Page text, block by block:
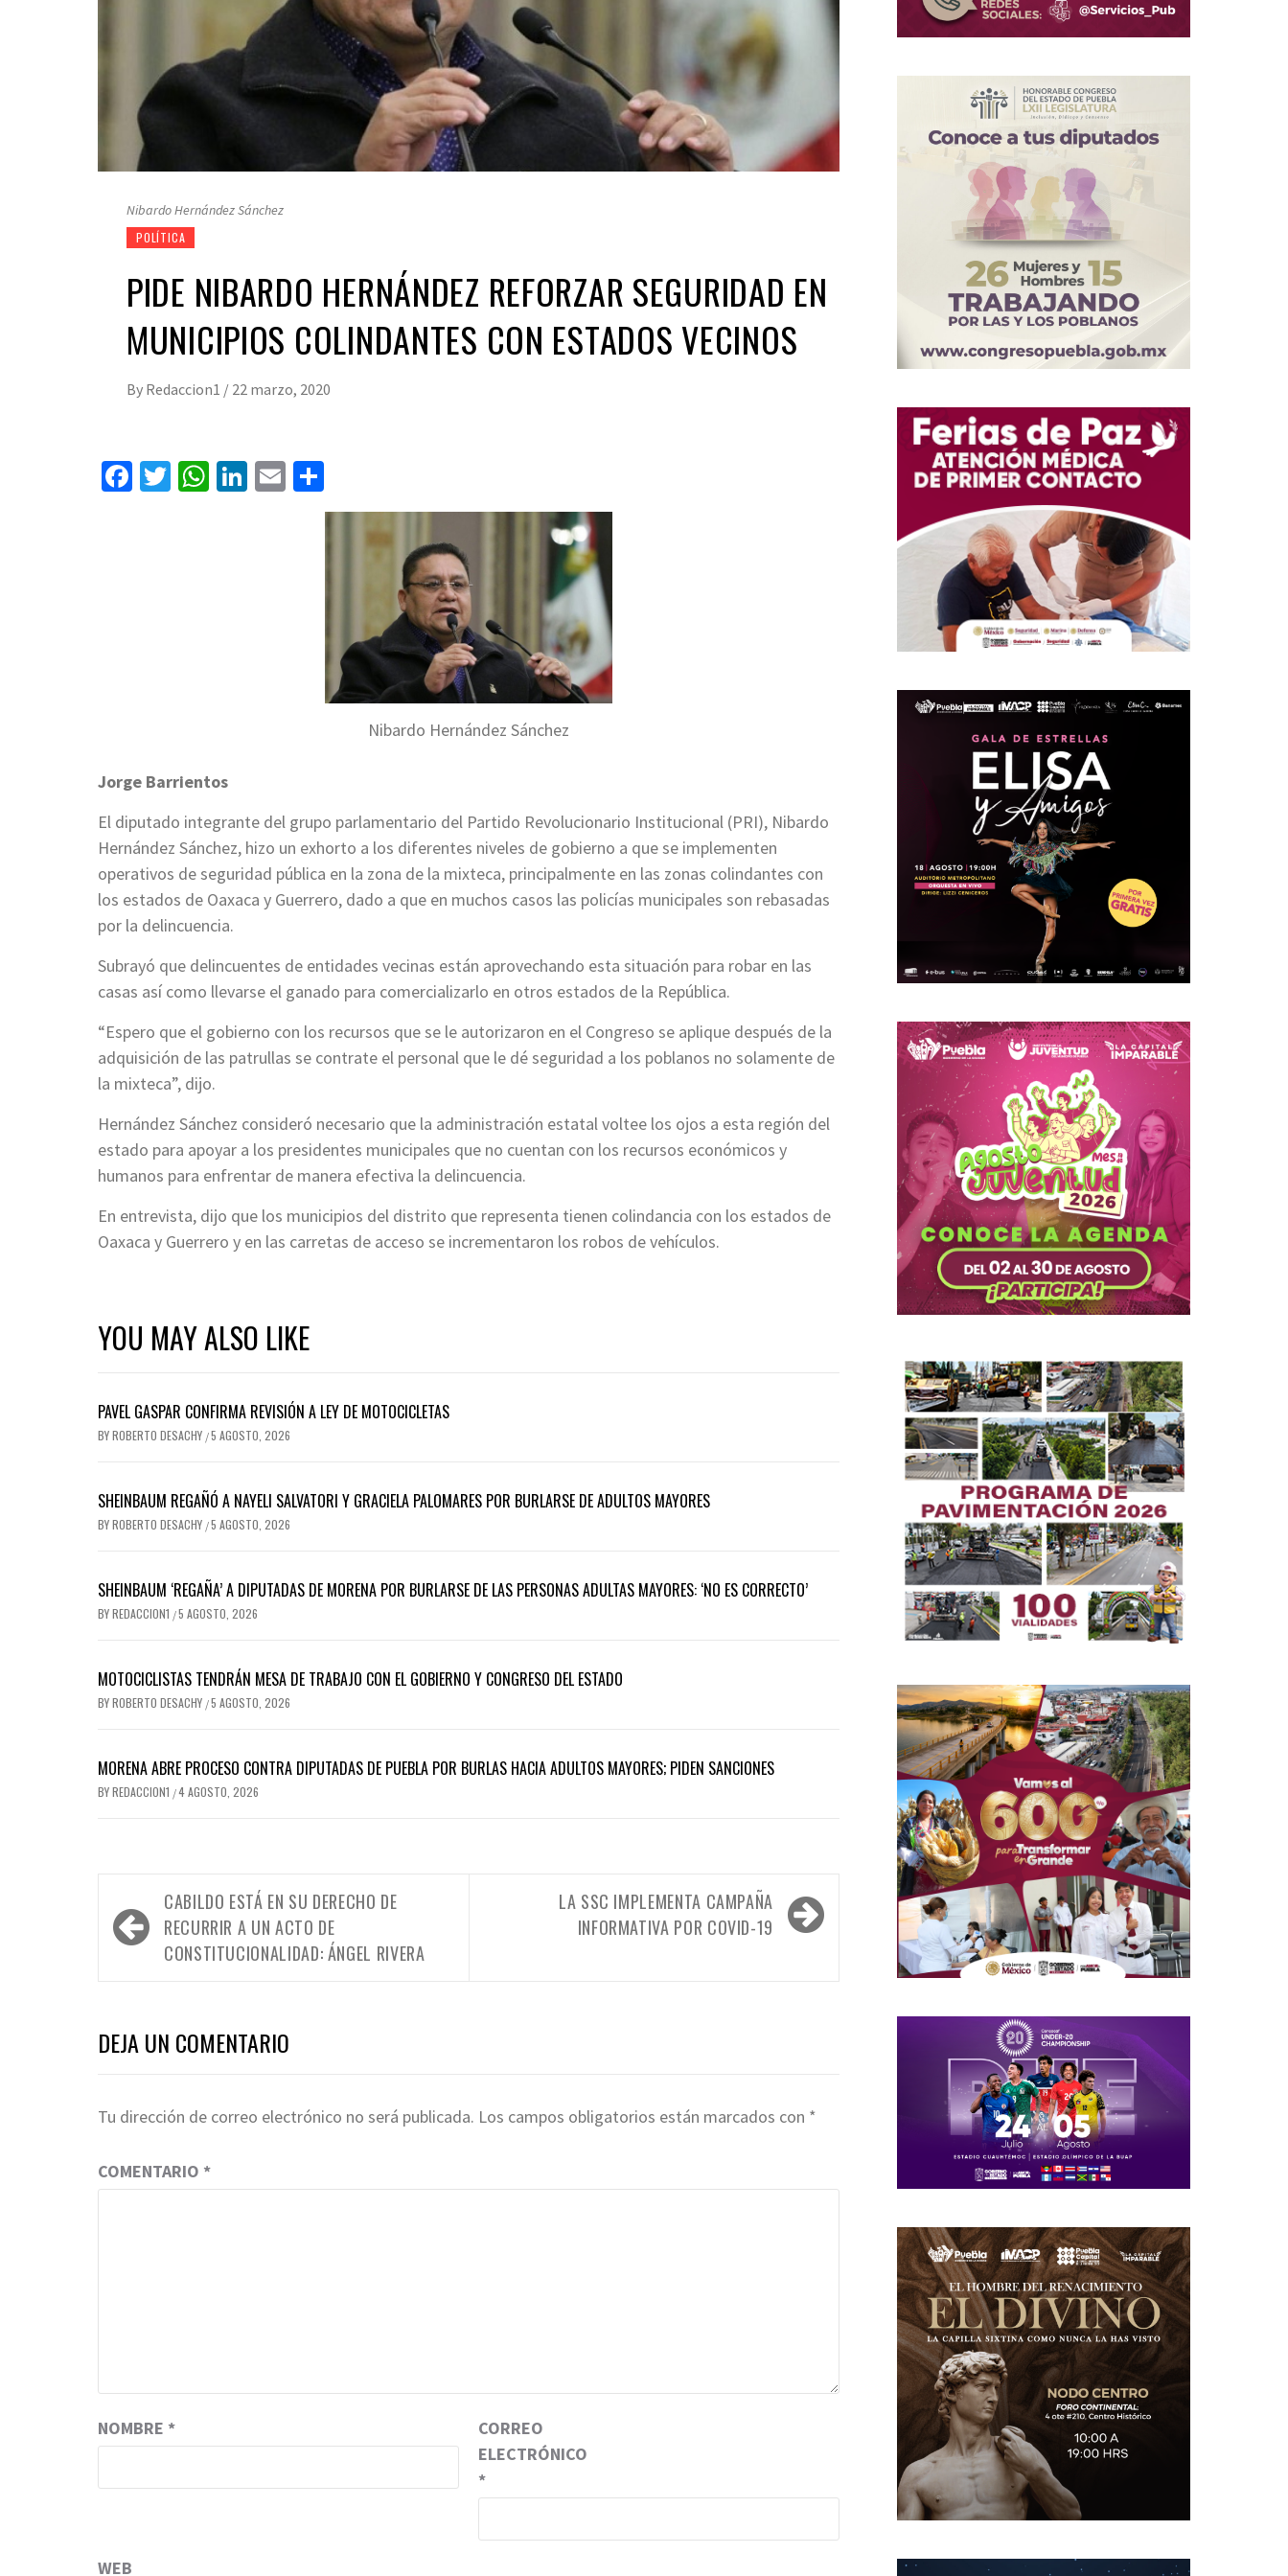
Nibardo Hernández Sánchez
POLÍTICA
PIDE NIBARDO HERNÁNDEZ REFORZAR SEGURIDAD EN
MUNICIPIOS COLINDANTES CON ESTADOS VECINOS
By Redaccion1 / 22 marzo, 2020
Facebook
Twitter
WhatsApp
LinkedIn
Email
Nibardo Hernández Sánchez
Jorge Barrientos
El diputado integrante del grupo parlamentario del Partido Revolucionario Institucional (PRI), Nibardo
Hernández Sánchez, hizo un exhorto a los diferentes niveles de gobierno a que se implementen
operativos de seguridad pública en la zona de la mixteca, principalmente en las zonas colindantes con
los estados de Oaxaca y Guerrero, dado a que en muchos casos las policías municipales son rebasadas
por la delincuencia.
Subrayó que delincuentes de entidades vecinas están aprovechando esta situación para robar en las
casas así como llevarse el ganado para comercializarlo en otros estados de la República.
“Espero que el gobierno con los recursos que se le autorizaron en el Congreso se aplique después de la
adquisición de las patrullas se contrate el personal que le dé seguridad a los poblanos no solamente de
la mixteca”, dijo.
Hernández Sánchez consideró necesario que la administración estatal voltee los ojos a esta región del
estado para apoyar a los presidentes municipales que no cuentan con los recursos económicos y
humanos para enfrentar de manera efectiva la delincuencia.
En entrevista, dijo que los municipios del distrito que representa tienen colindancia con los estados de
Oaxaca y Guerrero y en las carretas de acceso se incrementaron los robos de vehículos.
YOU MAY ALSO LIKE
PAVEL GASPAR CONFIRMA REVISIÓN A LEY DE MOTOCICLETAS
BYROBERTO DESACHY /5 AGOSTO, 2026
SHEINBAUM REGAÑÓ A NAYELI SALVATORI Y GRACIELA PALOMARES POR BURLARSE DE ADULTOS MAYORES
BYROBERTO DESACHY /5 AGOSTO, 2026
SHEINBAUM ‘REGAÑA’ A DIPUTADAS DE MORENA POR BURLARSE DE LAS PERSONAS ADULTAS MAYORES: ‘NO ES CORRECTO’
BYREDACCION1 /5 AGOSTO, 2026
MOTOCICLISTAS TENDRÁN MESA DE TRABAJO CON EL GOBIERNO Y CONGRESO DEL ESTADO
BYROBERTO DESACHY /5 AGOSTO, 2026
MORENA ABRE PROCESO CONTRA DIPUTADAS DE PUEBLA POR BURLAS HACIA ADULTOS MAYORES; PIDEN SANCIONES
BYREDACCION1 /4 AGOSTO, 2026
Navegación
de
entradas
CABILDO ESTÁ EN SU DERECHO DE
RECURRIR A UN ACTO DE
CONSTITUCIONALIDAD: ÁNGEL RIVERA
LA SSC IMPLEMENTA CAMPAÑA
INFORMATIVA POR COVID-19
DEJA UN COMENTARIO
Tu dirección de correo electrónico no será publicada. Los campos obligatorios están marcados con *
COMENTARIO *
NOMBRE *
CORREO
ELECTRÓNICO
*
WEB